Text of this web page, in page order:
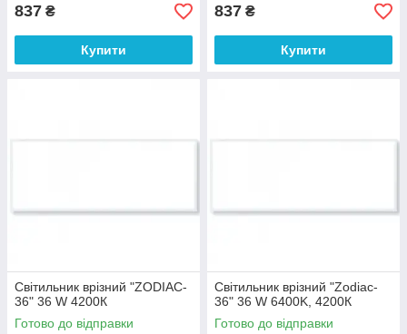
837 ₴
Купити
837 ₴
Купити
Світильник врізний "ZODIAC-
36" 36 W 4200К
Готово до відправки
Світильник врізний "Zodiac-
36" 36 W 6400K, 4200К
Готово до відправки